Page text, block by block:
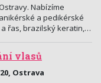
Nabízíme
a pedikérské
řas, brazilský keratin,…
vlasů
Ostrava